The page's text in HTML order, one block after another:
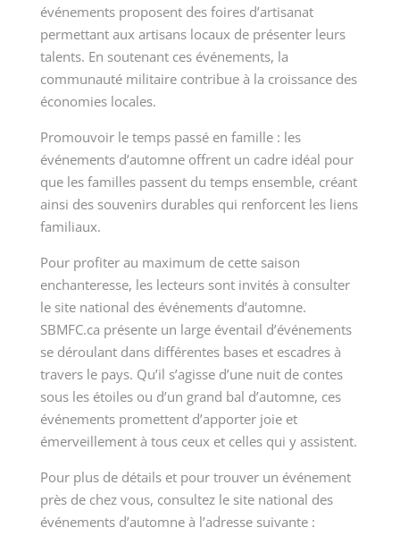
événements proposent des foires d’artisanat
permettant aux artisans locaux de présenter leurs
talents. En soutenant ces événements, la
communauté militaire contribue à la croissance des
économies locales.
Promouvoir le temps passé en famille : les
événements d’automne offrent un cadre idéal pour
que les familles passent du temps ensemble, créant
ainsi des souvenirs durables qui renforcent les liens
familiaux.
Pour profiter au maximum de cette saison
enchanteresse, les lecteurs sont invités à consulter
le site national des événements d’automne.
SBMFC.ca présente un large éventail d’événements
se déroulant dans différentes bases et escadres à
travers le pays. Qu’il s’agisse d’une nuit de contes
sous les étoiles ou d’un grand bal d’automne, ces
événements promettent d’apporter joie et
émerveillement à tous ceux et celles qui y assistent.
Pour plus de détails et pour trouver un événement
près de chez vous, consultez le site national des
événements d’automne à l’adresse suivante :